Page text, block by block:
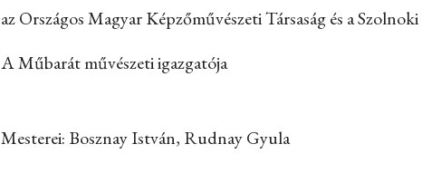
az Országos Magyar Képzőművészeti Társaság és a
A Műbarát művészeti igazgatója
Mesterei: Bosznay István, Rudnay Gyula